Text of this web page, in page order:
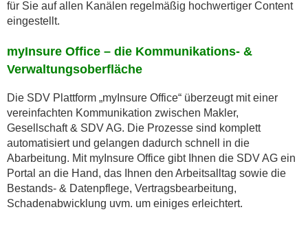
für Sie auf allen Kanälen regel­mäßig hochwertiger Content
eingestellt.
myInsure Office – die Kommunikations- &
Verwaltungsoberfläche
Die SDV Plattform „myInsure Office“ überzeugt mit einer
vereinfachten Kommunikation zwischen Makler,
Gesellschaft & SDV AG. Die Prozesse sind komplett
automatisiert und gelangen dadurch schnell in die
Abarbeitung. Mit myInsure Office gibt Ihnen die SDV AG ein
Portal an die Hand, das Ihnen den Arbeitsalltag sowie die
Bestands- & Datenpflege, Vertragsbearbeitung,
Schadenabwicklung uvm. um einiges erleichtert.